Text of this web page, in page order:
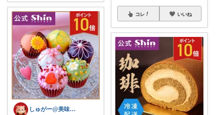
しゅがー@美味しいスイーツや雑貨紹介
コレ いいね